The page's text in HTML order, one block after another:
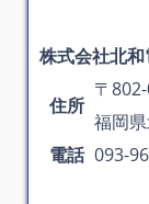
株式会社北
住所
〒
福岡
電話 093-